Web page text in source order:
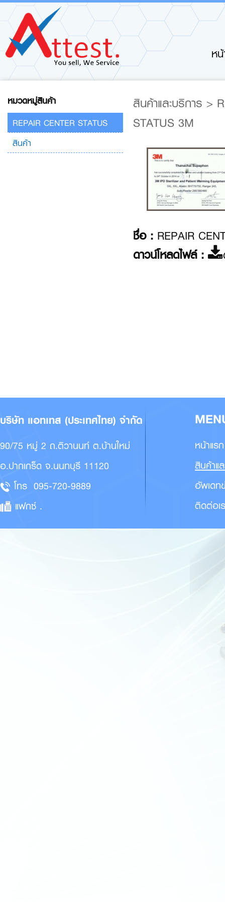
ห
หมวดหมู่สินค้า
REPAIR CENTER STATUS
สินค้า
สินค้าและบริการ >
STATUS 3M
ชื่อ : REPAIR
ดาวน์โหลดไฟล์ :
บริษัท แอทเทส (ประเทศไทย) จำกัด
90/75 หมู่ 2 ถ.ติวานนท์ ต.บ้านใหม่
อ.ปากเกร็ด จ.นนทบุรี 11120
โทร 095-720-9889
แฟกซ์ .
หน้าแรก
สินค้าแ
อัพเดท
ติดต่อเ